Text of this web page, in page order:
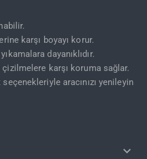
karşı boyayı korur.
dayanıklıdır.
çizilmelere karşı koruma sağlar.
aracınızı yenileyin